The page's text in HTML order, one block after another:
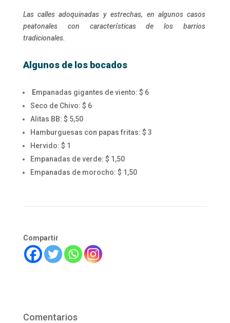
Las calles adoquinadas y estrechas, en algunos casos
peatonales con características de los barrios
tradicionales.
Algunos de los bocados
Empanadas gigantes de viento: $ 6
Seco de Chivo: $ 6
Alitas BB: $ 5,50
Hamburguesas con papas fritas: $ 3
Hervido: $ 1
Empanadas de verde: $ 1,50
Empanadas de morocho: $ 1,50
Compartir
Comentarios